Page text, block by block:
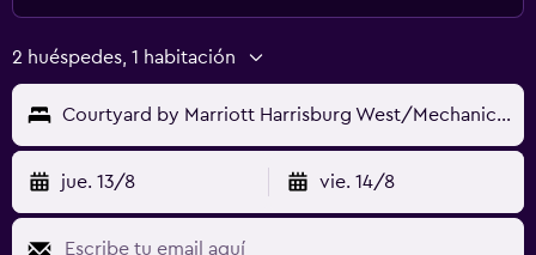
2 huéspedes, 1 habitación
Courtyard by Marriott Harrisburg West/Mechanicsburg
jue. 13/8 vie. 14/8